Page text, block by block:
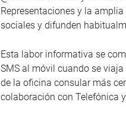
Representaciones y la
sociales y difunden
Esta labor informativa se
SMS al móvil cuando se
de la oficina consular más
colaboración con Telefónica